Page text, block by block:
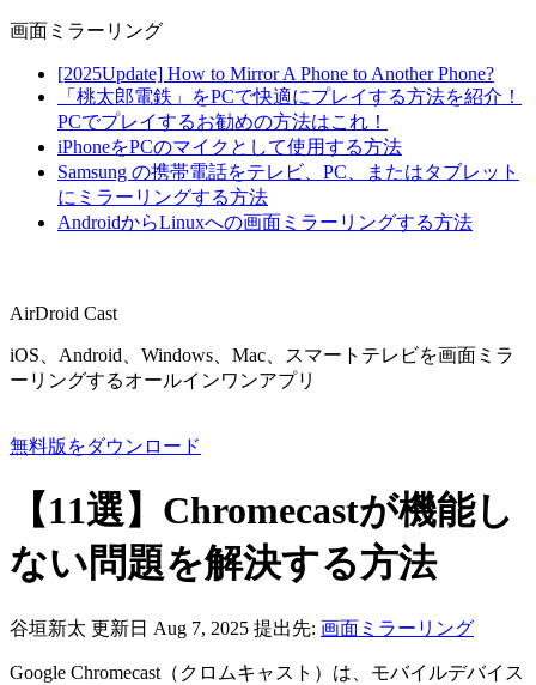
画面ミラーリング
[2025Update] How to Mirror A Phone to Another Phone?
「桃太郎電鉄」をPCで快適にプレイする方法を紹介！
PCでプレイするお勧めの方法はこれ！
iPhoneをPCのマイクとして使用する方法
Samsung の携帯電話をテレビ、PC、またはタブレット
にミラーリングする方法
AndroidからLinuxへの画面ミラーリングする方法
AirDroid Cast
iOS、Android、Windows、Mac、スマートテレビを画面ミラ
ーリングするオールインワンアプリ
無料版をダウンロード
【11選】Chromecastが機能し
ない問題を解決する方法
谷垣新太 更新日 Aug 7, 2025 提出先: 画面ミラーリング
Google Chromecast（クロムキャスト）は、モバイルデバイス